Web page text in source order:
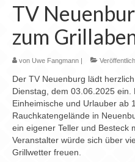
Aktuelle News
Veranstaltungen
TV
zum
von Uwe Fangmann |
Der TV Neuenburg lädt
Dienstag, dem 03.06.2025
Einheimische und Urlauber ab
Rauchkatengelände in
ein eigener Teller und Besteck
Veranstalter würde sich über
Grillwetter freuen.